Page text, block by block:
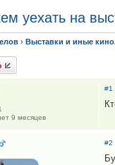
уехать на
› Выставки и иные
#1
9 месяцев
#2